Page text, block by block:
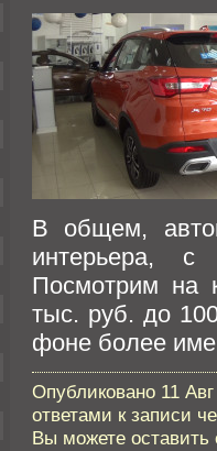
В общем,
интерьера,
Посмотрим на
тыс. руб. до
фоне более
Опубликовано 11
ответами к записи
Вы можете оставить